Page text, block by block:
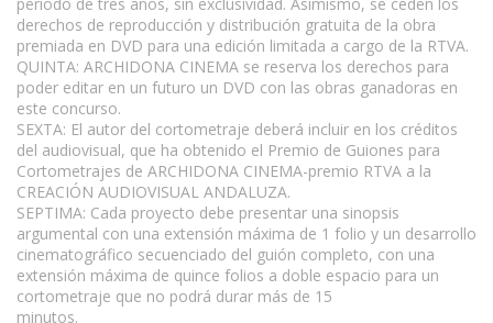
derechos de reproducción y distribución gratuita de la obra
premiada en DVD para una edición limitada a cargo de la RTVA.
QUINTA: ARCHIDONA CINEMA se reserva los derechos para
poder editar en un futuro un DVD con las obras ganadoras en
este concurso.
SEXTA: El autor del cortometraje deberá incluir en los créditos
del audiovisual, que ha obtenido el Premio de Guiones para
Cortometrajes de ARCHIDONA CINEMA-premio RTVA a la
CREACIÓN AUDIOVISUAL ANDALUZA.
SEPTIMA: Cada proyecto debe presentar una sinopsis
argumental con una extensión máxima de 1 folio y un desarrollo
cinematográfico secuenciado del guión completo, con una
extensión máxima de quince folios a doble espacio para un
cortometraje que no podrá durar más de 15
minutos.